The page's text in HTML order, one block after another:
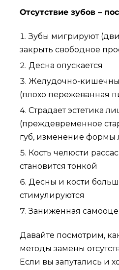
Отсутствие зубов –
Зубы мигрируют
закрыть свободное
Десна опускается
Желудочно-
(плохо пережеванная
Страдает эстетика
(преждевременное
губ, изменение формы
Кость челюсти
становится тонкой
Десны и кости
стимулируются
Заниженная
Давайте посмотрим,
методы замены
Если вы запутались и